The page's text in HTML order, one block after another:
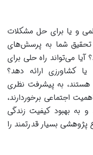
و یا برای حل مشکلات
تحقیق شما به پرسش‌های
می‌تواند راه حلی برای
کشاورزی ارائه دهد؟
هستند، به پیشرفت نظری
اجتماعی برخوردارند،
و به بهبود کیفیت زندگی
بسیار قدرتمند را